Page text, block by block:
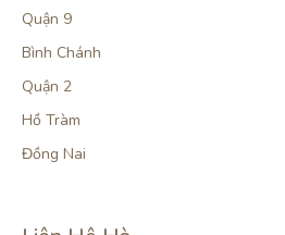
Quận 9
Bình Chánh
Quận 2
Hồ Tràm
Đồng Nai